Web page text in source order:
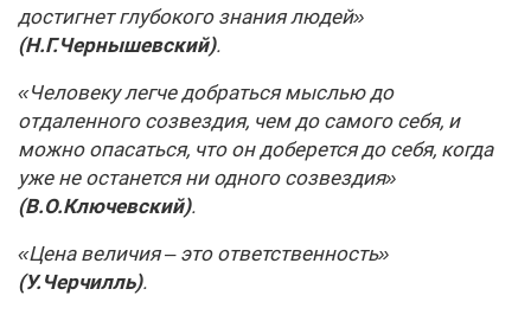
достигнет глубокого знания людей»
(Н.Г.Чернышевский).
«Человеку легче добраться мыслью до
отдаленного созвездия, чем до самого себя, и
можно опасаться, что он доберется до себя, когда
уже не останется ни одного созвездия»
(В.О.Ключевский).
«Цена величия – это ответственность»
(У.Черчилль).